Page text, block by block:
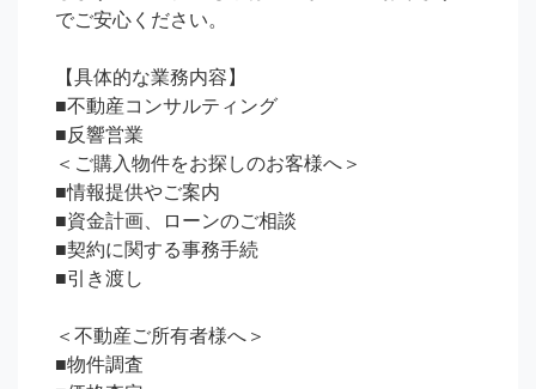
でご安心ください。
【具体的な業務内容】
■不動産コンサルティング
■反響営業
＜ご購入物件をお探しのお客様へ＞
■情報提供やご案内
■資金計画、ローンのご相談
■契約に関する事務手続
■引き渡し
＜不動産ご所有者様へ＞
■物件調査